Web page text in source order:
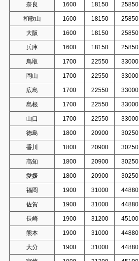
奈良 1600 18150 25850
和歌山 1600 18150 25850
大阪 1600 18150 25850
兵庫 1600 18150 25850
鳥取 1700 22550 33000
岡山 1700 22550 33000
広島 1700 22550 33000
島根 1700 22550 33000
山口 1700 22550 33000
徳島 1800 20900 30250
香川 1800 20900 30250
高知 1800 20900 30250
愛媛 1800 20900 30250
福岡 1900 31000 44880
佐賀 1900 31000 44880
長崎 1900 31200 45100
熊本 1900 31000 44880
大分 1900 31000 44880